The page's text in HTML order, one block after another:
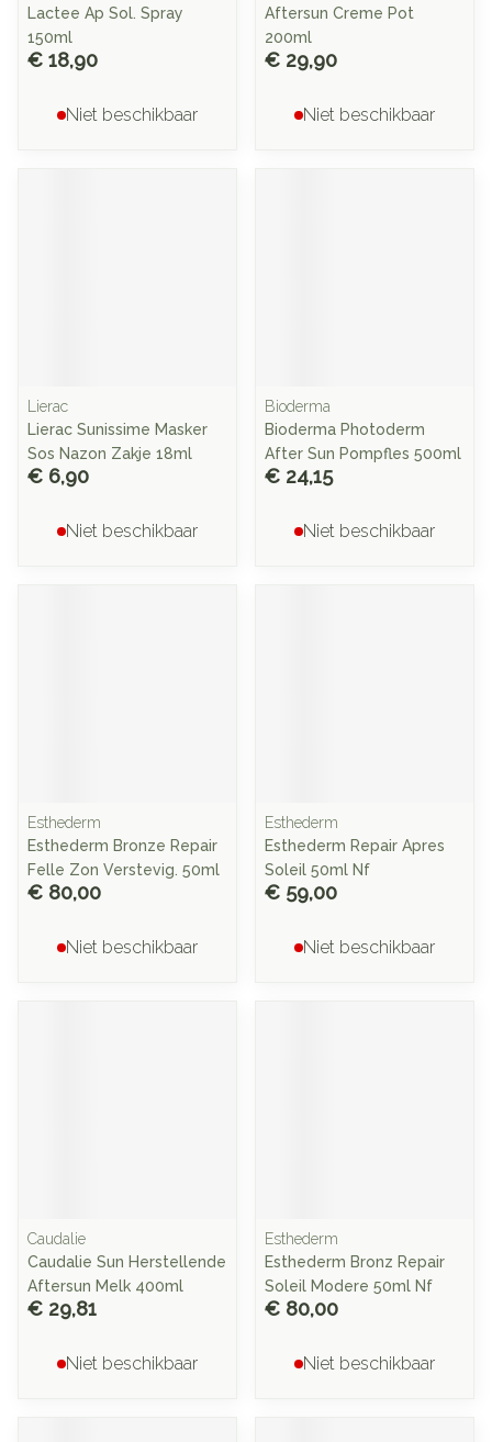
Lactee Ap Sol. Spray
150ml
€ 18,90
Niet beschikbaar
Aftersun Creme Pot
200ml
€ 29,90
Niet beschikbaar
Lierac
Lierac Sunissime Masker
Sos Nazon Zakje 18ml
€ 6,90
Niet beschikbaar
Bioderma
Bioderma Photoderm
After Sun Pompfles 500ml
€ 24,15
Niet beschikbaar
Esthederm
Esthederm Bronze Repair
Felle Zon Verstevig. 50ml
€ 80,00
Niet beschikbaar
Esthederm
Esthederm Repair Apres
Soleil 50ml Nf
€ 59,00
Niet beschikbaar
Caudalie
Caudalie Sun Herstellende
Aftersun Melk 400ml
€ 29,81
Niet beschikbaar
Esthederm
Esthederm Bronz Repair
Soleil Modere 50ml Nf
€ 80,00
Niet beschikbaar